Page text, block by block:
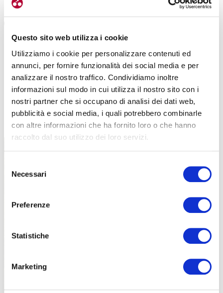
Questo sito web utilizza i cookie
Utilizziamo i cookie per personalizzare contenuti ed
annunci, per fornire funzionalità dei social media e per
analizzare il nostro traffico. Condividiamo inoltre
informazioni sul modo in cui utilizza il nostro sito con i
nostri partner che si occupano di analisi dei dati web,
pubblicità e social media, i quali potrebbero combinarle
con altre informazioni che ha fornito loro o che hanno
raccolto dal suo utilizzo dei loro servizi.
delNecessari
Preferenze
Statistiche
Marketing
#CADENZA
TUTTE LE CATEGORIE DEL MAGAZINE